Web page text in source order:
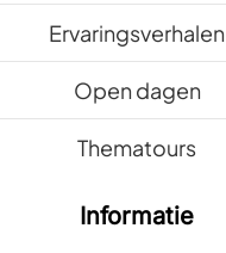
Ervaringsverhalen
Open dagen
Thematours
Informatie